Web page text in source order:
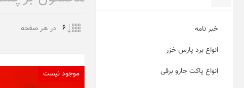
در هر صفحه
موجود نیست
خبر نامه
انواع برد پارس خزر
انواع پاکت جارو برقی